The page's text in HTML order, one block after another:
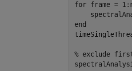
for frame =
end
% exclude